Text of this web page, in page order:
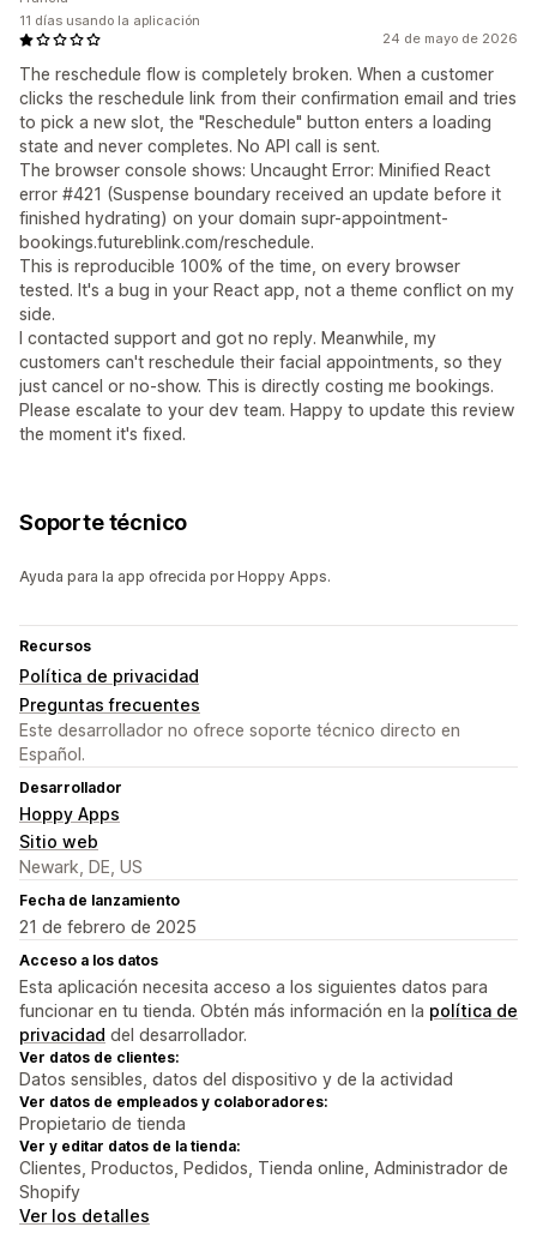
24 de mayo de 2026
The reschedule flow is completely broken. When a customer
clicks the reschedule link from their confirmation email and tries
to pick a new slot, the "Reschedule" button enters a loading
state and never completes. No API call is sent.
The browser console shows: Uncaught Error: Minified React
error #421 (Suspense boundary received an update before it
finished hydrating) on your domain supr-appointment-
bookings.futureblink.com/reschedule.
This is reproducible 100% of the time, on every browser
tested. It's a bug in your React app, not a theme conflict on my
side.
I contacted support and got no reply. Meanwhile, my
customers can't reschedule their facial appointments, so they
just cancel or no-show. This is directly costing me bookings.
Please escalate to your dev team. Happy to update this review
the moment it's fixed.
11 días usando la aplicación
Soporte técnico
Ayuda para la app ofrecida por Hoppy Apps.
Recursos
Política de privacidad
Preguntas frecuentes
Este desarrollador no ofrece soporte técnico directo en
Español.
Desarrollador
Hoppy Apps
Sitio web
Newark, DE, US
Fecha de lanzamiento
21 de febrero de 2025
Acceso a los datos
Esta aplicación necesita acceso a los siguientes datos para
funcionar en tu tienda. Obtén más información en la política de
privacidad del desarrollador.
Ver datos de clientes:
Datos sensibles, datos del dispositivo y de la actividad
Ver datos de empleados y colaboradores:
Propietario de tienda
Ver y editar datos de la tienda:
Clientes, Productos, Pedidos, Tienda online, Administrador de
Shopify
Ver los detalles